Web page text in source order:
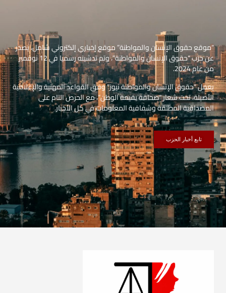
“موقع حقوق الإنسان والمواطنة” موقع إخباري إلكتروني شامل، يصدر
عن حزب “حقوق الإنسان والمواطنة”، وتم تدشينه رسميا في 12 نوفمبر
من عام 2024.
يعمل “حقوق الإنسان والمواطنة نيوز” وفق القواعد المهنية والإعلامية
الأصيلة، تحت شعار “صحافة بقيمة الوطن”، مع الحرص التام على
المصداقية المطلقة وشفافية المعلومات في كل الأخبار.
تابع أخبار الحزب